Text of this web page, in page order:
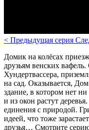
< Предыдущая серия
Домик на колёсах
друзьям венских
Хундертвассера,
на сад. Оказывается,
здание, в котором нет
и из окон растут
единения с природой.
идеей, что тоже
друзья… Смотрите